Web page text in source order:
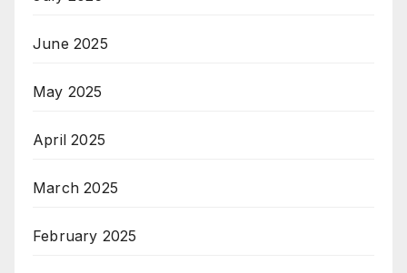
June 2025
May 2025
April 2025
March 2025
February 2025